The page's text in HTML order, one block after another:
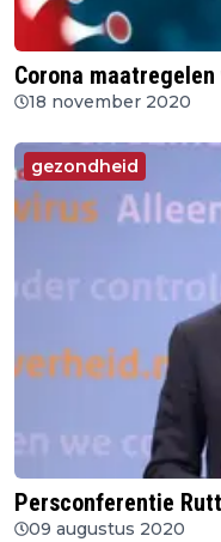
Corona
18 november 2020
gezondheid
Persconferentie
09 augustus 2020